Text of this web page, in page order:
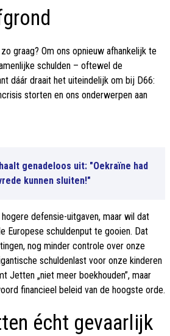
graag? Om ons opnieuw afhankelijk te
schulden – oftewel de
dáár draait het uiteindelijk om bij D66:
storten en ons onderwerpen aan
genadeloos uit: "Oekraïne had
kunnen sluiten!"
defensie-uitgaven, maar wil dat
Europese schuldenput te gooien. Dat
nog minder controle over onze
schuldenlast voor onze kinderen
Jetten „niet meer boekhouden”, maar
financieel beleid van de hoogste orde.
écht gevaarlijk